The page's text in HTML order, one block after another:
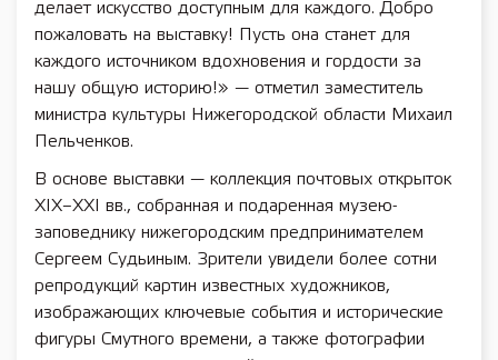
делает искусство доступным для каждого. Добро
пожаловать на выставку! Пусть она станет для
каждого источником вдохновения и гордости за
нашу общую историю!» — отметил заместитель
министра культуры Нижегородской области Михаил
Пельченков.
В основе выставки — коллекция почтовых открыток
XIX–XXI вв., собранная и подаренная музею-
заповеднику нижегородским предпринимателем
Сергеем Судьиным. Зрители увидели более сотни
репродукций картин известных художников,
изображающих ключевые события и исторические
фигуры Смутного времени, а также фотографии